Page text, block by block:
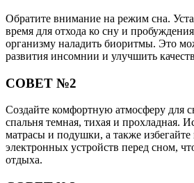
Обратите внимание на режим сна.
время для отхода ко сну и
организму наладить биоритмы. Это
развития инсомнии и улучшить
СОВЕТ №2
Создайте комфортную атмосферу для
спальня темная, тихая и прохладная.
матрасы и подушки, а также избегайте
электронных устройств перед сном,
отдыха.